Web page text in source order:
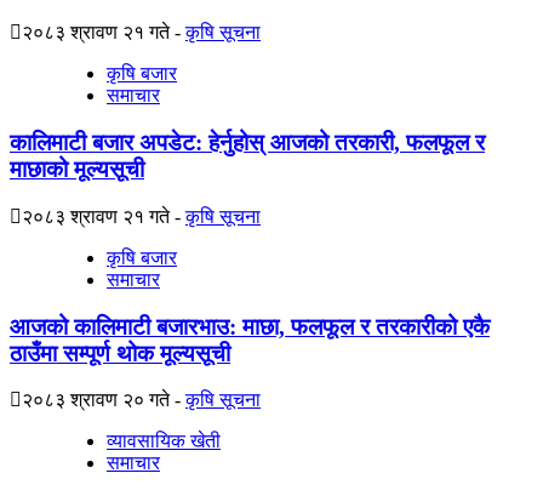
२०८३ श्रावण २१ गते
कृषि सूचना
कृषि बजार
समाचार
कालिमाटी बजार अपडेट: हेर्नुहोस् आजको तरकारी, फलफूल र
माछाको मूल्यसूची
२०८३ श्रावण २१ गते
कृषि सूचना
कृषि बजार
समाचार
आजको कालिमाटी बजारभाउ: माछा, फलफूल र तरकारीको एकै
ठाउँमा सम्पूर्ण थोक मूल्यसूची
२०८३ श्रावण २० गते
कृषि सूचना
व्यावसायिक खेती
समाचार